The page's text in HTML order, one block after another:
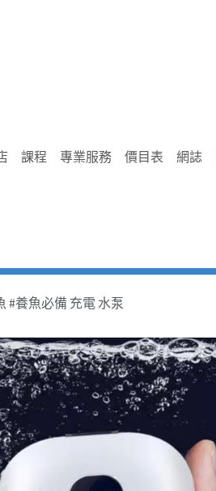
課程 專業服務 價目表 網誌
#養魚必備 充電 水泵